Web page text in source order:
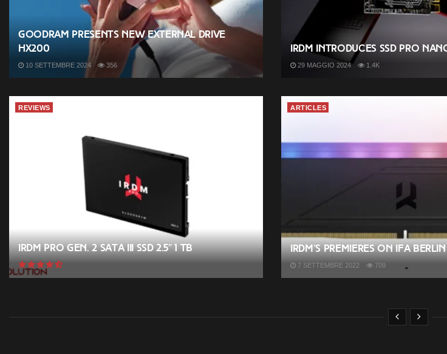
Goodram presents new external drive
HX200
10 SETTEMBRE 2024 356
IRDM introduces SSD PRO
29 MAGGIO 2024 1.4K
REVIEWS
IRDM PRO GEN. 2 SATA III SSD 2.5″ 1 TB
ARTICLES
IRDM’s premieres on IFA Berlin
7 SETTEMBRE 2022 709